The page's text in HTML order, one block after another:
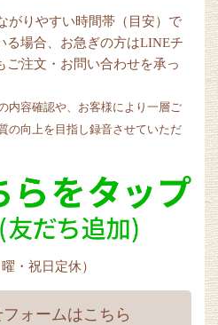
がりやすい時間帯（目安）で
る場合、お急ぎの方はLINEチ
ご注文・お問い合わせを承っ
内容確認や、お客様により一層ご
の向上を目指し録音させていただ
・祝日定休）
ォームはこちら